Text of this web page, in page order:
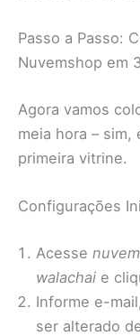
Passo a Passo:
Nuvemshop em
Agora vamos
meia hora –
primeira vitrine.
Configurações
Acesse
walachai e
Informe e-
ser alterado